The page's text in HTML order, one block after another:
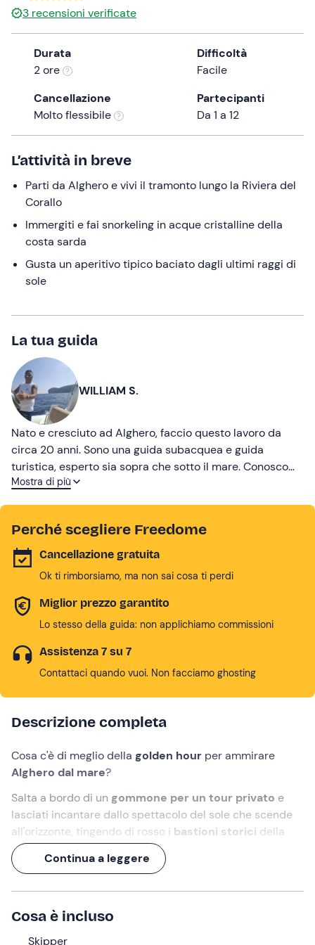
the
question
mark
keyboard
shortcuts
for
changing
dates.
3 recensioni verificate
Durata
2 ore
Difficoltà
Facile
Cancellazione
Molto flessibile
Partecipanti
Da 1 a 12
L’attività in breve
Parti da Alghero e vivi il tramonto lungo la Riviera del
Corallo
Immergiti e fai snorkeling in acque cristalline della
costa sarda
Gusta un aperitivo tipico baciato dagli ultimi raggi di
sole
La tua guida
WILLIAM S.
Nato e cresciuto ad Alghero, faccio questo lavoro da
circa 20 anni. Sono una guida subacquea e guida
turistica, esperto sia sopra che sotto il mare. Conosco
bene il territorio, parlo catalano e amo far conoscere
Mostra di più
Perché scegliere Freedome
Cancellazione gratuita
Ok ti rimborsiamo, ma non sai cosa ti perdi
Miglior prezzo garantito
Lo stesso della guida: non applichiamo commissioni
Assistenza 7 su 7
Contattaci quando vuoi. Non facciamo ghosting
Descrizione completa
Cosa c'è di meglio della golden hour per ammirare
Alghero dal mare?
Salta a bordo di un gommone per un tour privato e
lasciati incantare dallo spettacolo del sole che scende
all'orizzonte, tingendo di rosso i bastioni storici della
città.
Insieme a unoskipperlocale, navigherai per
laRiviera del Corallo. Ti attende un tuffo al crepuscolo e
gustoso aperitivo
prosecco!
Continua a leggere
Cosa è incluso
Skipper